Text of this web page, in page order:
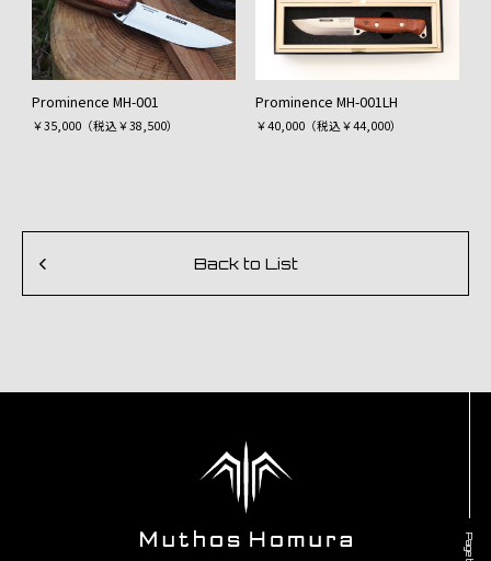
Prominence MH-001
￥35,000（税込￥38,500）
Prominence MH-001LH
￥40,000（税込￥44,000）
Back to List